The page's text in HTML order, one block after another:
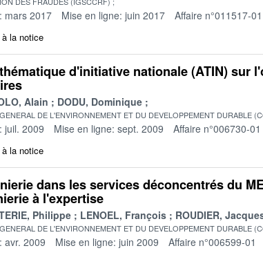
mars 2017 Mise en ligne: juin 2017 Affaire n°011517-01
la notice
d'initiative nationale (ATIN) sur
Alain DODU, Dominique
DE L'ENVIRONNEMENT ET DU DEVELOPPEMENT DURABLE
juil. 2009 Mise en ligne: sept. 2009 Affaire n°006730-01
la notice
dans les services déconcentrés du
à l'expertise
Philippe LENOEL, François ROUDIER,
DE L'ENVIRONNEMENT ET DU DEVELOPPEMENT DURABLE
avr. 2009 Mise en ligne: juin 2009 Affaire n°006599-01